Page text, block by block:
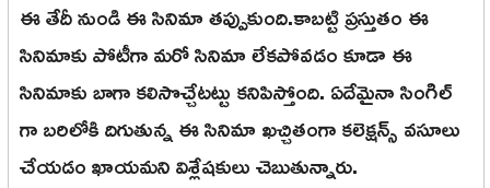
ఈ తేదీ నుండి ఈ సినిమా తప్పుకుంది.కాబట్టి ప్రస్తుతం ఈ
సినిమాకు పోటీగా మరో సినిమా లేకపోవడం కూడా ఈ
సినిమాకు బాగా కలిసొచ్చేటట్టు కనిపిస్తోంది. ఏదేమైనా సింగిల్
గా బరిలోకి దిగుతున్న ఈ సినిమా ఖచ్చితంగా కలెక్షన్స్ వసూలు
చేయడం ఖాయమని విశ్లేషకులు చెబుతున్నారు.